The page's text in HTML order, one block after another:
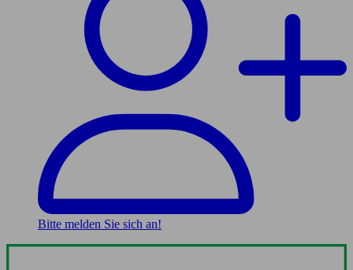
Bitte melden Sie sich an!